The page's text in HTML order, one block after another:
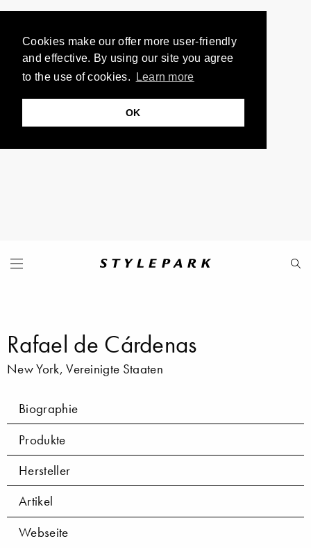
Cookies make our offer more user-friendly
and effective. By using our site you agree
to the use of cookies.
Learn more
OK
Rafael de Cárdenas
New York, Vereinigte Staaten
Biographie
Produkte
Hersteller
Artikel
Webseite